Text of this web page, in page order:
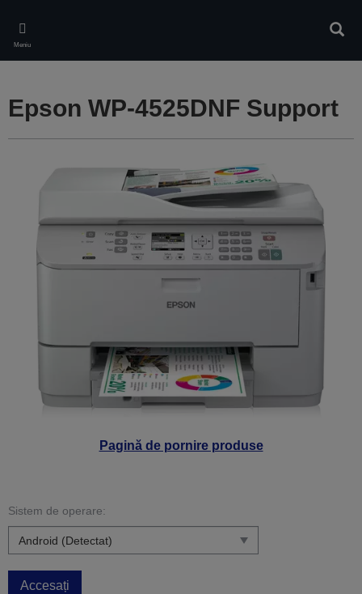
main
content
Meniu
Pagină de pornire produse
Epson WP-4525DNF Support
Sistem de operare:
Accesați